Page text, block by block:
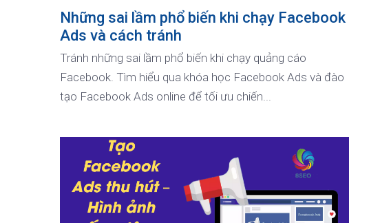
Những sai lầm phổ biến khi chạy Facebook
Ads và cách tránh
Tránh những sai lầm phổ biến khi chạy quảng cáo
Facebook. Tìm hiểu qua khóa học Facebook Ads và đào
tạo Facebook Ads online để tối ưu chiến...